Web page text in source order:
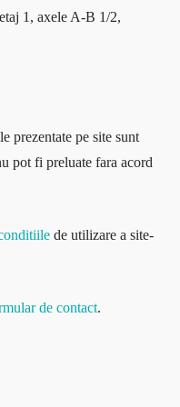
1, axele A-B 1/2,
prezentate pe site sunt
pot fi preluate fara acord
de utilizare a site-
de contact.